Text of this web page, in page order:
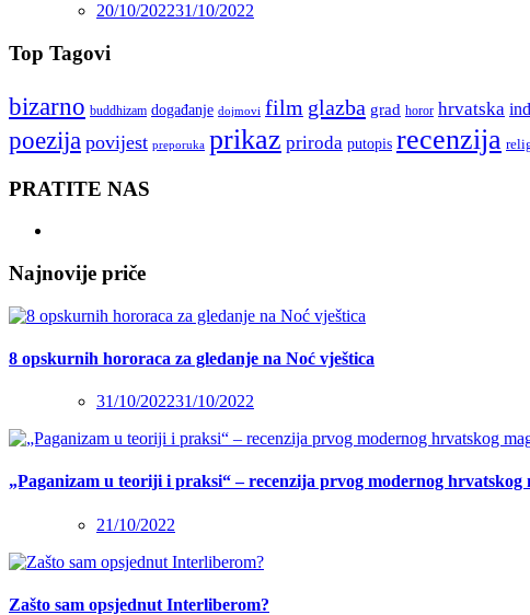
20/10/202231/10/2022
Top Tagovi
bizarno buddhizam događanje dojmovi film glazba grad horor hrvatska
poezija povijest preporuka prikaz priroda putopis recenzija
PRATITE NAS
Najnovije priče
8 opskurnih hororaca za gledanje na Noć vještica
31/10/202231/10/2022
„Paganizam u teoriji i praksi“ – recenzija prvog modernog
21/10/2022
Zašto sam opsjednut Interliberom?